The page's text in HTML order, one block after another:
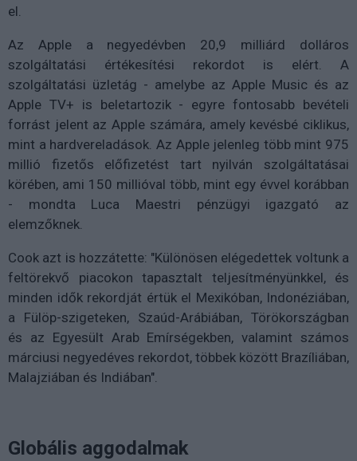
el.
Az Apple a negyedévben 20,9 milliárd dolláros
szolgáltatási értékesítési rekordot is elért. A
szolgáltatási üzletág - amelybe az Apple Music és az
Apple TV+ is beletartozik - egyre fontosabb bevételi
forrást jelent az Apple számára, amely kevésbé ciklikus,
mint a hardvereladások. Az Apple jelenleg több mint 975
millió fizetős előfizetést tart nyilván szolgáltatásai
körében, ami 150 millióval több, mint egy évvel korábban
- mondta Luca Maestri pénzügyi igazgató az
elemzőknek.
Cook azt is hozzátette: "Különösen elégedettek voltunk a
feltörekvő piacokon tapasztalt teljesítményünkkel, és
minden idők rekordját értük el Mexikóban, Indonéziában,
a Fülöp-szigeteken, Szaúd-Arábiában, Törökországban
és az Egyesült Arab Emírségekben, valamint számos
márciusi negyedéves rekordot, többek között Brazíliában,
Malajziában és Indiában".
Globális aggodalmak